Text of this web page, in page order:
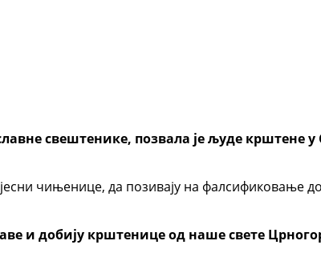
свештенике, позвала је људе крштене у
чињенице, да позивају на фалсификовање
и добију крштенице од наше свете